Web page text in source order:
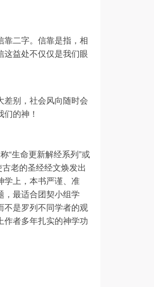
二字。信靠是指，相
益处不仅仅是我们眼
别，社会风向随时会
的神！
“生命更新解经系列”或
老的圣经经文焕发出
学上，本书严谨、准
，最适合团契小组学
不是罗列不同学者的观
作者多年扎实的神学功